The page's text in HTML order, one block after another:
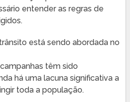
entender as regras de
está sendo abordada no
têm sido
há uma lacuna significativa a
toda a população.